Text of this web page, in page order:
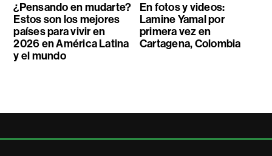
¿Pensando en mudarte?
Estos son los mejores
países para vivir en
2026 en América Latina
y el mundo
En fotos y videos:
Lamine Yamal por
primera vez en
Cartagena, Colombia